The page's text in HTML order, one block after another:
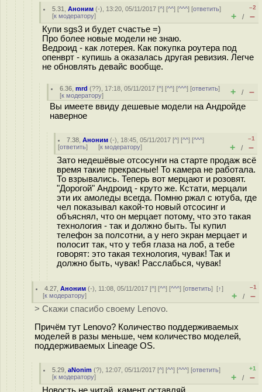
5.31 ,Аноним (-), 13:20, 05/11/2017 [^] [^^] [^^^] [ответить]
[к модератору]
–2
+ / –
Купи sgs3 и будет счастье =)
Про более новые модели не знаю.
Ведроид - как лотерея. Как покупка роутера под
опенврт - купишь а оказалась другая ревизия. Легче
не обновлять девайс вообще.
6.36 ,mrd (??), 17:18, 05/11/2017 [^] [^^] [^^^] [ответить]
[к модератору] + / –
Вы имеете ввиду дешевые модели на Андройде
наверное
7.38 ,Аноним (-), 18:45, 05/11/2017 [^] [^^] [^^^]
[ответить] [к модератору]
–1
+ / –
Зато недешёвые отсосунги на старте продаж всё
время такие прекрасные! То камера не работала.
То взрывались. Теперь вот мерцают и розовят.
"Дорогой" Андроид - круто же. Кстати, мерцали
эти их амоледы всегда. Помню ржал с ютуба, где
чел показывал какой-то новый отсосинг и
объяснял, что он мерцает потому, что это такая
технология - так и должно быть. Ты купил
телефон за полсотни, а у него экран мерцает и
полосит так, что у тебя глаза на лоб, а тебе
говорят: это такая технология, чувак! Так и
должно быть, чувак! Расслабься, чувак!
4.27 ,Аноним (-), 11:08, 05/11/2017 [^] [^^] [^^^] [ответить][↑]
[к модератору]
–1
+ / –
> Скажи спасибо своему Lenovo.
Причём тут Lenovo? Количество поддерживаемых
моделей в разы меньше, чем количество моделей,
поддерживаемых Lineage OS.
5.29 ,aNonim (?), 12:07, 05/11/2017 [^] [^^] [^^^] [ответить]
[к модератору]
+1
+ / –